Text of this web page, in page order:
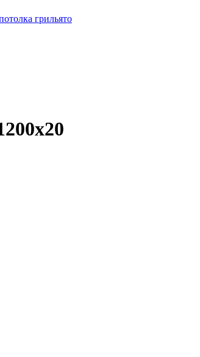
грильято